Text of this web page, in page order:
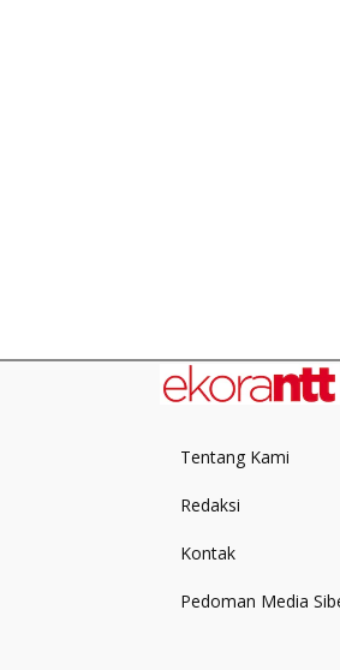
Tentang Kami
Redaksi
Kontak
Pedoman Media